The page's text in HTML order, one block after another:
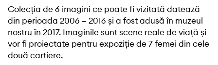
Colecția de 6 imagini ce poate fi vizitată datează
din perioada 2006 – 2016 și a fost adusă în muzeul
nostru în 2017. Imaginile sunt scene reale de viaţă și
vor fi proiectate pentru expoziție de 7 femei din cele
două cartiere.